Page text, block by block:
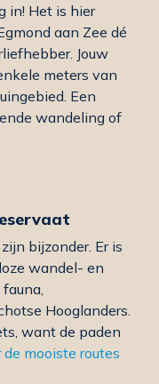
in! Het is hier
aan Zee dé
Jouw
meters van
Een
wandeling of
bijzonder. Er is
wandel- en
Hooglanders.
want de paden
mooiste routes